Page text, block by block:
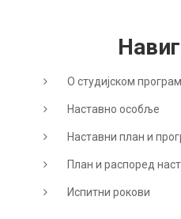
О студијском
Наставно особље
Наставни план и
План и распоред
Испитни рокови